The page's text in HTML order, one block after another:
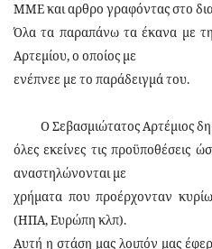
ΜΜΕ και αρθρο γραφόντας στο
Όλα τα παραπάνω τα έκανα με
Αρτεμίου, ο οποίος με
ενέπνεε με το παράδειγμά του.
Ο Σεβασμιώτατος Αρτέμιος
όλες εκείνες τις προϋποθέσεις
αναστηλώνονται με
χρήματα που προέρχονταν
(ΗΠΑ, Ευρώπη κλπ).
Αυτή η στάση μας λοιπόν μας